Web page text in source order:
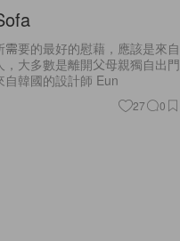
要的最好的慰藉，應該是來自
大多數是離開父母親獨自出門
韓國的設計師 Eun
27 0